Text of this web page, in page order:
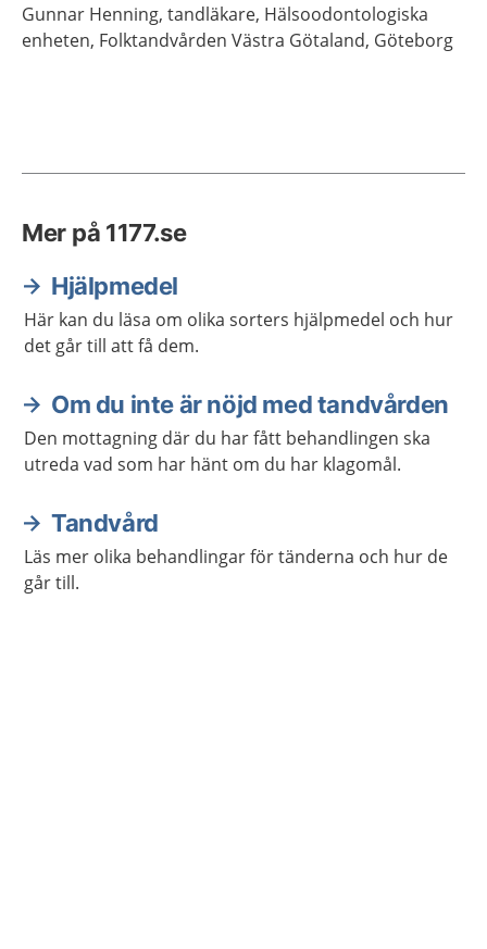
Gunnar Henning, tandläkare, Hälsoodontologiska
enheten, Folktandvården Västra Götaland, Göteborg
Mer på 1177.se
Hjälpmedel
Här kan du läsa om olika sorters hjälpmedel och hur
det går till att få dem.
Om du inte är nöjd med tandvården
Den mottagning där du har fått behandlingen ska
utreda vad som har hänt om du har klagomål.
Tandvård
Läs mer olika behandlingar för tänderna och hur de
går till.